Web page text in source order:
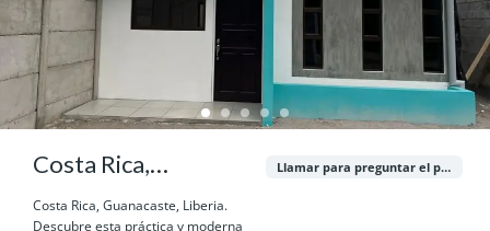
Costa Rica,
Guanacaste, Liberia.
Costa Rica, Guanacaste, Liberia.
Descubre esta práctica y moderna
Llamar para preguntar el precio